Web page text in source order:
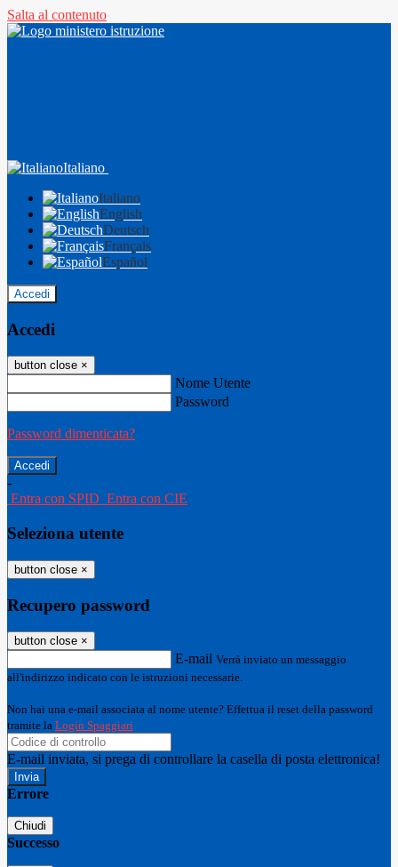
Salta al contenuto
Italiano
Italiano
English
Deutsch
Français
Español
Accedi
Accedi
button close ×
Nome Utente
Password
Password dimenticata?
-
Entra con SPID Entra con CIE
Seleziona utente
button close ×
Recupero password
button close ×
E-mail Verrà inviato un messaggio
all'indirizzo indicato con le istruzioni necessarie.
Non hai una e-mail associata al nome utente? Effettua il reset della password
tramite la Login Spaggiari
E-mail inviata, si prega di controllare la casella di posta elettronica!
Errore
Chiudi
Successo